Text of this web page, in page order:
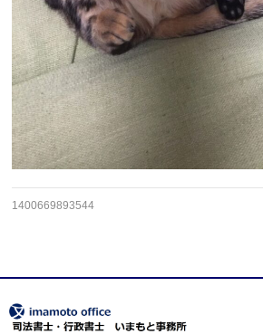
1400669893544